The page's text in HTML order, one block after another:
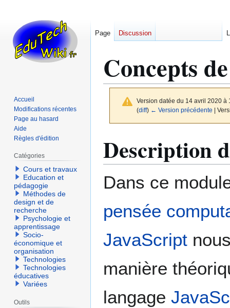
Concepts
Version datée du 14 avril 2020 à
(diff) ← Version précédente |
la
la
Description
Dans ce
pensée
JavaScript
manière
langage
Page Discussion
Accueil
Modifications récentes
Page au hasard
Aide
Règles d'édition
Catégories
Cours et travaux
Education et
pédagogie
Méthodes de
design et de
recherche
Psychologie et
apprentissage
Socio-
économique et
organisation
Technologies
Technologies
éducatives
Variées
Outils